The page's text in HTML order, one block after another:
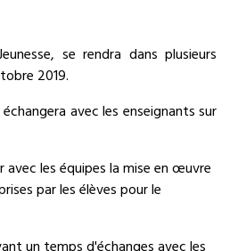
se rendra dans plusieurs
2019.
avec les enseignants sur
avec les équipes la mise en œuvre
par les élèves pour le